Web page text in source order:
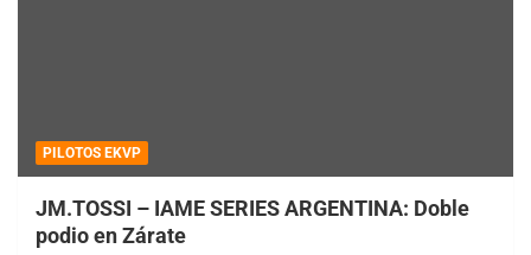
PILOTOS EKVP
JM.TOSSI – IAME SERIES ARGENTINA: Doble
podio en Zárate